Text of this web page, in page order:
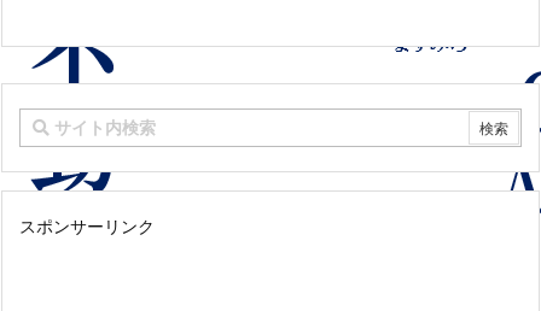
スポンサーリンク